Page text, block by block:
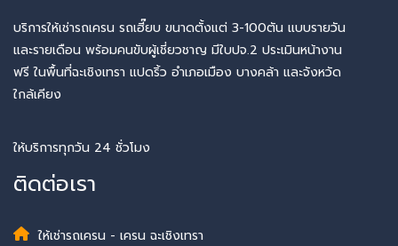
บริการให้เช่ารถเครน รถเฮี๊ยบ ขนาดตั้งแต่ 3-100ตัน แบบรายวัน
และรายเดือน พร้อมคนขับผู้เชี่ยวชาญ มีใบปจ.2 ประเมินหน้างาน
ฟรี ในพื้นที่ฉะเชิงเทรา แปดริ้ว อำเภอเมือง บางคล้า และจังหวัด
ใกล้เคียง
ให้บริการทุกวัน 24 ชั่วโมง
ติดต่อเรา
ให้เช่ารถเครน - เครน ฉะเชิงเทรา